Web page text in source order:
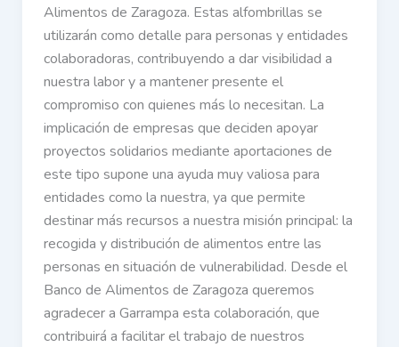
Alimentos de Zaragoza. Estas alfombrillas se
utilizarán como detalle para personas y entidades
colaboradoras, contribuyendo a dar visibilidad a
nuestra labor y a mantener presente el
compromiso con quienes más lo necesitan. La
implicación de empresas que deciden apoyar
proyectos solidarios mediante aportaciones de
este tipo supone una ayuda muy valiosa para
entidades como la nuestra, ya que permite
destinar más recursos a nuestra misión principal: la
recogida y distribución de alimentos entre las
personas en situación de vulnerabilidad. Desde el
Banco de Alimentos de Zaragoza queremos
agradecer a Garrampa esta colaboración, que
contribuirá a facilitar el trabajo de nuestros